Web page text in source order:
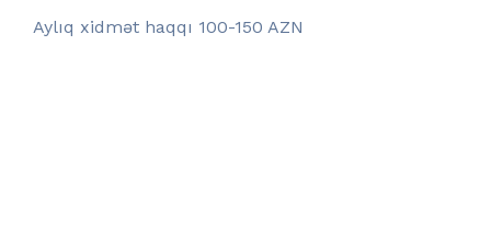
Aylıq xidmət haqqı 100-150 AZN